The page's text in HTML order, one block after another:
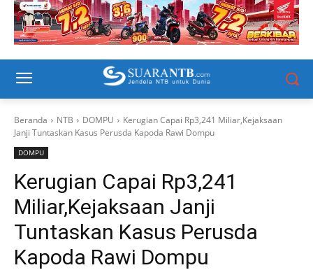
Beranda NTB DOMPU
Kerugian Capai Rp3,241 Miliar,Kejaksaan
Janji Tuntaskan Kasus Perusda Kapoda Rawi Dompu
DOMPU
Kerugian Capai Rp3,241
Miliar,Kejaksaan Janji
Tuntaskan Kasus Perusda
Kapoda Rawi Dompu